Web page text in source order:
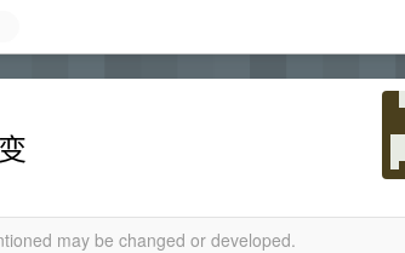
may be changed or developed.